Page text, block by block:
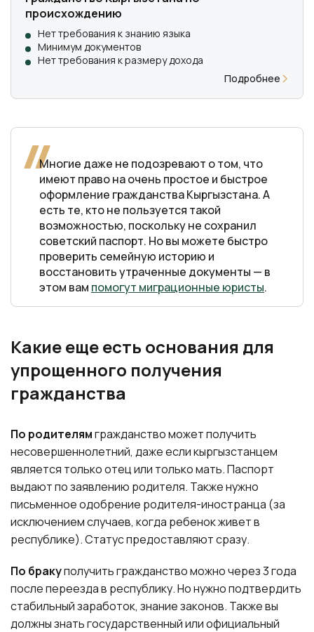
происхождению
Нет требования к знанию языка
Минимум документов
Нет требования к размеру дохода
Подробнее
Многие даже не подозревают о том, что
имеют право на очень простое и быстрое
оформление гражданства Кыргызстана. А
есть те, кто не пользуется такой
возможностью, поскольку не сохранил
советский паспорт. Но вы можете быстро
проверить семейную историю и
восстановить утраченные документы — в
этом вам помогут миграционные юристы.
Какие еще есть основания для
упрощенного получения
гражданства
По родителямгражданство может получить
несовершеннолетний, даже если кыргызстанцем
является только отец или только мать. Паспорт
выдают по заявлению родителя. Также нужно
письменное одобрение родителя-иностранца (за
исключением случаев, когда ребенок живет в
республике). Статус предоставляют сразу.
По бракуполучить гражданство можно через 3 года
после переезда в республику. Но нужно подтвердить
стабильный заработок, знание законов. Также вы
должны знать государственный или официальный